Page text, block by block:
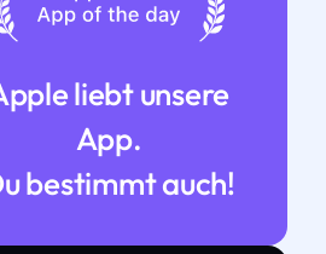
liebt unsere
App.
bestimmt auch!